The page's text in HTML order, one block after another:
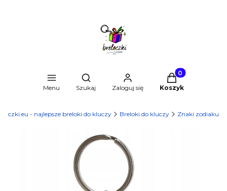
Menu
Otwórz wyszukiwarkę
Szukaj Zaloguj się
Produkty w
Koszyk
- najlepsze breloki do kluczy Breloki do kluczy Znaki zodiaku